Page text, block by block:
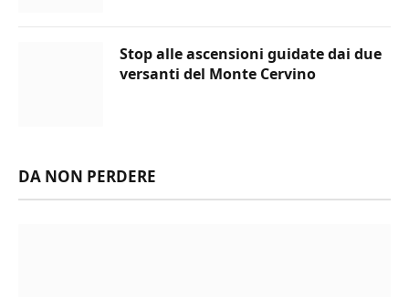
Stop alle ascensioni guidate dai due
versanti del Monte Cervino
DA NON PERDERE